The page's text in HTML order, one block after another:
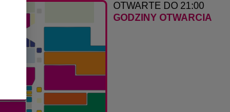
OTWARTE DO 21:00
GODZINY OTWARCIA